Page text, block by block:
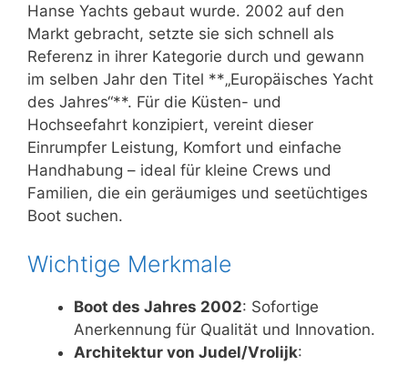
Hanse Yachts gebaut wurde. 2002 auf den
Markt gebracht, setzte sie sich schnell als
Referenz in ihrer Kategorie durch und gewann
im selben Jahr den Titel **„Europäisches Yacht
des Jahres“**. Für die Küsten- und
Hochseefahrt konzipiert, vereint dieser
Einrumpfer Leistung, Komfort und einfache
Handhabung – ideal für kleine Crews und
Familien, die ein geräumiges und seetüchtiges
Boot suchen.
Wichtige Merkmale
Boot des Jahres 2002: Sofortige
Anerkennung für Qualität und Innovation.
Architektur von Judel/Vrolijk: